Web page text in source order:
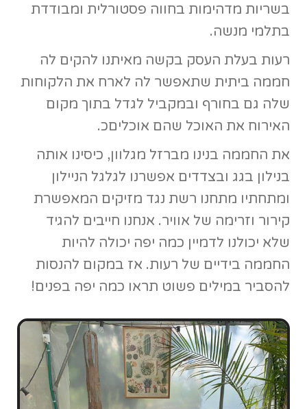
בשריות מדהימות בחווה פסטורלית ומבודדת
בתלמי מנשה.
רעות בעלת העסק בקשה מאיתנו להקים לה
חממה ביתית שתאפשר לה לארח את הלקוחות
שלה גם בחורף ובמקביל לגדל בתוך מקום
האירוח את האוכל שהם אוכליםכ.
את החממה בנינו מברזל מגלוון, כיסינו אותה
בנילון בגג ובצדדים אפשרנו לגלגל הניילון
ומתחתיו מתחנו רשת נגד מזיקים המאפשרת
קירור וזרימה של אוויר. אנחנו חייבים להגיד
שלא יכולנו לדמיין כמה יפה יכולה להיות
החממה בידיים של רעות. אז במקום להנסות
להסביר במילים פשוט תראו כמה יפה בפנים!